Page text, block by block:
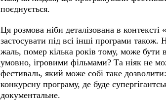
поєднується.
Ця розмова ніби деталізована в
застосувати під всі інші програми
жаль, помер кілька років тому, може бути
умовно, ігровими фільмами? Та ніяк не
фестиваль, який може собі таке
конкурсну програму, де буде
документальне.